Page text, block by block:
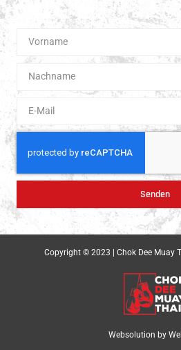
Senden
Copyright © 2023 | Chok Dee Muay
Websolution by